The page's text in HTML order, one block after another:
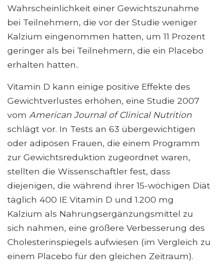
Wahrscheinlichkeit einer Gewichtszunahme
bei Teilnehmern, die vor der Studie weniger
Kalzium eingenommen hatten, um 11 Prozent
geringer als bei Teilnehmern, die ein Placebo
erhalten hatten..
Vitamin D kann einige positive Effekte des
Gewichtverlustes erhöhen, eine Studie 2007
vom American Journal of Clinical Nutrition
schlägt vor. In Tests an 63 übergewichtigen
oder adipösen Frauen, die einem Programm
zur Gewichtsreduktion zugeordnet waren,
stellten die Wissenschaftler fest, dass
diejenigen, die während ihrer 15-wöchigen Diät
täglich 400 IE Vitamin D und 1.200 mg
Kalzium als Nahrungsergänzungsmittel zu
sich nahmen, eine größere Verbesserung des
Cholesterinspiegels aufwiesen (im Vergleich zu
einem Placebo für den gleichen Zeitraum).